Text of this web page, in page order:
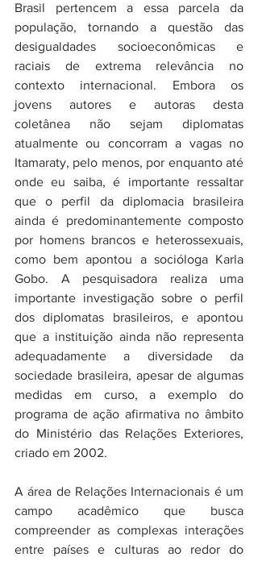
Brasil pertencem a essa parcela da
população, tornando a questão das
desigualdades socioeconômicas e
raciais de extrema relevância no
contexto internacional. Embora os
jovens autores e autoras desta
coletânea não sejam diplomatas
atualmente ou concorram a vagas no
Itamaraty, pelo menos, por enquanto até
onde eu saiba, é importante ressaltar
que o perfil da diplomacia brasileira
ainda é predominantemente composto
por homens brancos e heterossexuais,
como bem apontou a socióloga Karla
Gobo. A pesquisadora realiza uma
importante investigação sobre o perfil
dos diplomatas brasileiros, e apontou
que a instituição ainda não representa
adequadamente a diversidade da
sociedade brasileira, apesar de algumas
medidas em curso, a exemplo do
programa de ação afirmativa no âmbito
do Ministério das Relações Exteriores,
criado em 2002.
A área de Relações Internacionais é um
campo acadêmico que busca
compreender as complexas interações
entre países e culturas ao redor do